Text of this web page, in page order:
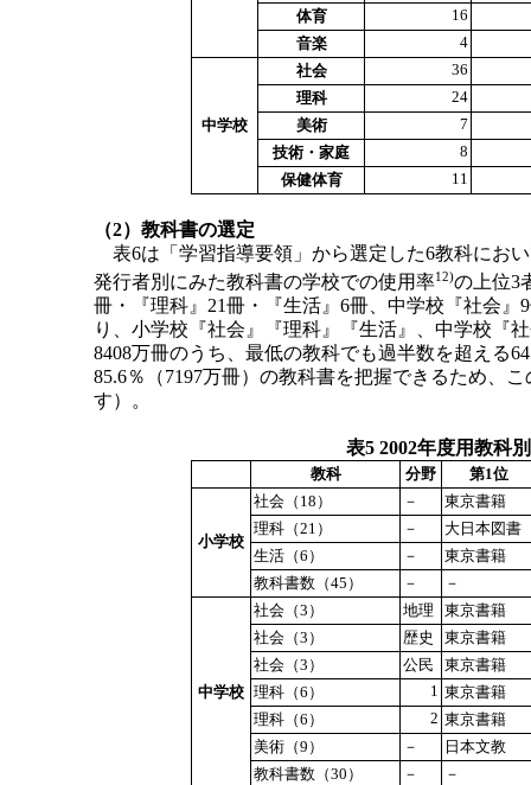
体育
16
音楽
4
中学校
社会
36
理科
24
美術
7
技術・家庭
8
保健体育
11
（2）教科書の選定
表6は「学習指導要領」から選定した6教科にお
発行者別にみた教科書の学校での使用率12)の上位3
冊・『理科』21冊・『生活』6冊、中学校『社会
り、小学校『社会』『理科』『生活』、中学校『
8408万冊のうち、最低の教科でも過半数を超える
85.6％（7197万冊）の教科書を把握できるため、
す）。
表5 2002年度用教科
教科 分野 第1位
小学校
社会（18） －
東京書籍
理科（21）
－
大日本図書
生活（6）
－
東京書籍
教科書数（45）
－ －
中学校
社会（3） 地理
東京書籍
社会（3）
歴史
東京書籍
社会（3）
公民
東京書籍
理科（6）
1 東京書籍
理科（6）
2 東京書籍
美術（9）
－
日本文教
教科書数（30）
－
－